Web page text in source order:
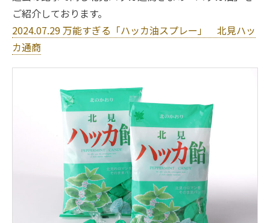
ご紹介しております。
2024.07.29 万能すぎる「ハッカ油スプレー」 北見ハッ
カ通商